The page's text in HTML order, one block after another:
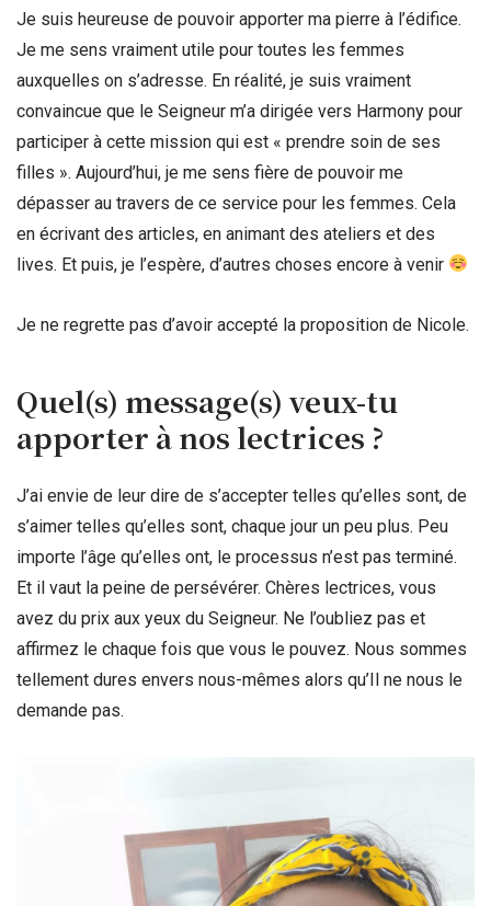
Je suis heureuse de pouvoir apporter ma pierre à l’édifice.
Je me sens vraiment utile pour toutes les femmes
auxquelles on s’adresse. En réalité, je suis vraiment
convaincue que le Seigneur m’a dirigée vers Harmony pour
participer à cette mission qui est « prendre soin de ses
filles ». Aujourd’hui, je me sens fière de pouvoir me
dépasser au travers de ce service pour les femmes. Cela
en écrivant des articles, en animant des ateliers et des
lives. Et puis, je l’espère, d’autres choses encore à venir
Je ne regrette pas d’avoir accepté la proposition de Nicole.
Quel(s) message(s) veux-tu
apporter à nos lectrices ?
J’ai envie de leur dire de s’accepter telles qu’elles sont, de
s’aimer telles qu’elles sont, chaque jour un peu plus. Peu
importe l’âge qu’elles ont, le processus n’est pas terminé.
Et il vaut la peine de persévérer. Chères lectrices, vous
avez du prix aux yeux du Seigneur. Ne l’oubliez pas et
affirmez le chaque fois que vous le pouvez. Nous sommes
tellement dures envers nous-mêmes alors qu’Il ne nous le
demande pas.